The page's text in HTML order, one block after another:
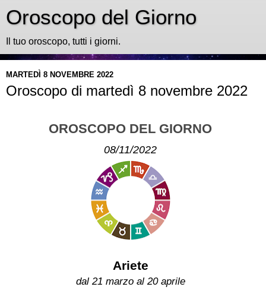
Oroscopo del Giorno
Il tuo oroscopo, tutti i giorni.
MARTEDÌ 8 NOVEMBRE 2022
Oroscopo di martedì 8 novembre 2022
OROSCOPO DEL GIORNO
08/11/2022
Ariete
dal 21 marzo al 20 aprile